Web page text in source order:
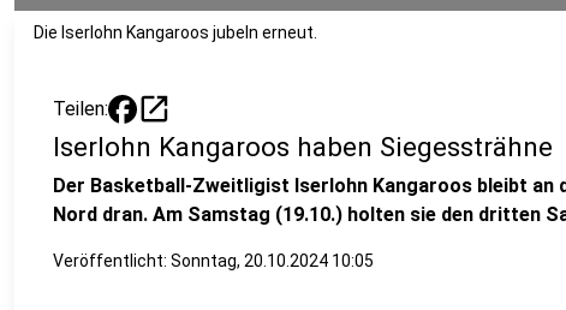
Die Iserlohn Kangaroos jubeln erneut.
Teilen: open_in_new
Iserlohn Kangaroos haben Siegessträhne
Der Basketball-Zweitligist Iserlohn Kangaroos bleibt an
Nord dran. Am Samstag (19.10.) holten sie den dritten
Veröffentlicht: Sonntag, 20.10.2024 10:05